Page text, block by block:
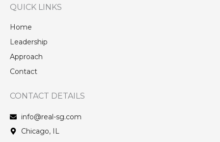
QUICK LINKS
Home
Leadership
Approach
Contact
CONTACT DETAILS
info@real-sg.com
Chicago, IL